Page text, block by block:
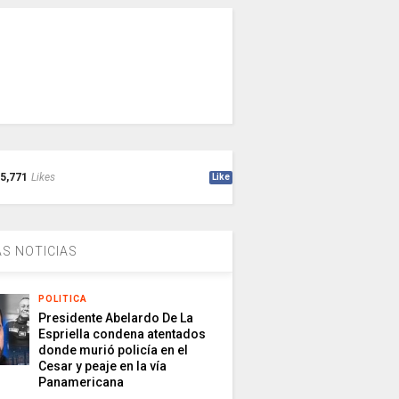
5,771 Likes Like
NOTICIAS
POLITICA
Presidente Abelardo De La
Espriella condena atentados
donde murió policía en el
Cesar y peaje en la vía
Panamericana